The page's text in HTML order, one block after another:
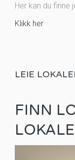
Her kan du finne
Klikk her
LEIE
FINN